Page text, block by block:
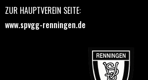
ZUR HAUPTVEREIN SEITE:
www.spvgg-renningen.de